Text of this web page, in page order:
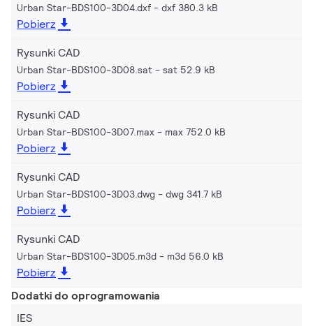
Urban Star-BDS100-3D04.dxf dxf 380.3 kB
Pobierz
Rysunki CAD
Urban Star-BDS100-3D08.sat sat 52.9 kB
Pobierz
Rysunki CAD
Urban Star-BDS100-3D07.max max 752.0 kB
Pobierz
Rysunki CAD
Urban Star-BDS100-3D03.dwg dwg 341.7 kB
Pobierz
Rysunki CAD
Urban Star-BDS100-3D05.m3d m3d 56.0 kB
Pobierz
Dodatki do oprogramowania
IES